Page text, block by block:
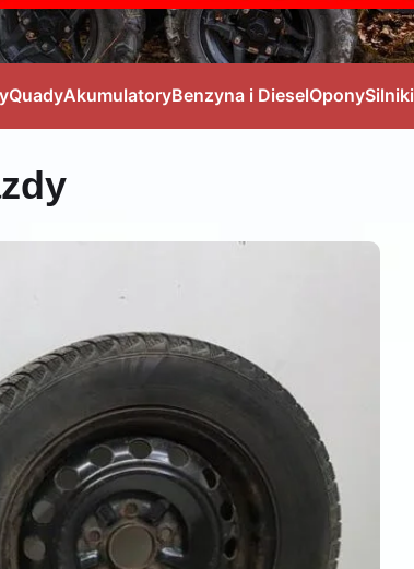
QuadyAkumulatoryBenzyna i DieselOponySilniki